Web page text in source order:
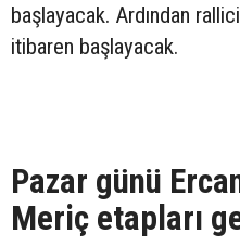
başlayacak. Ardından
itibaren başlayacak.
Pazar günü
Meriç etapları